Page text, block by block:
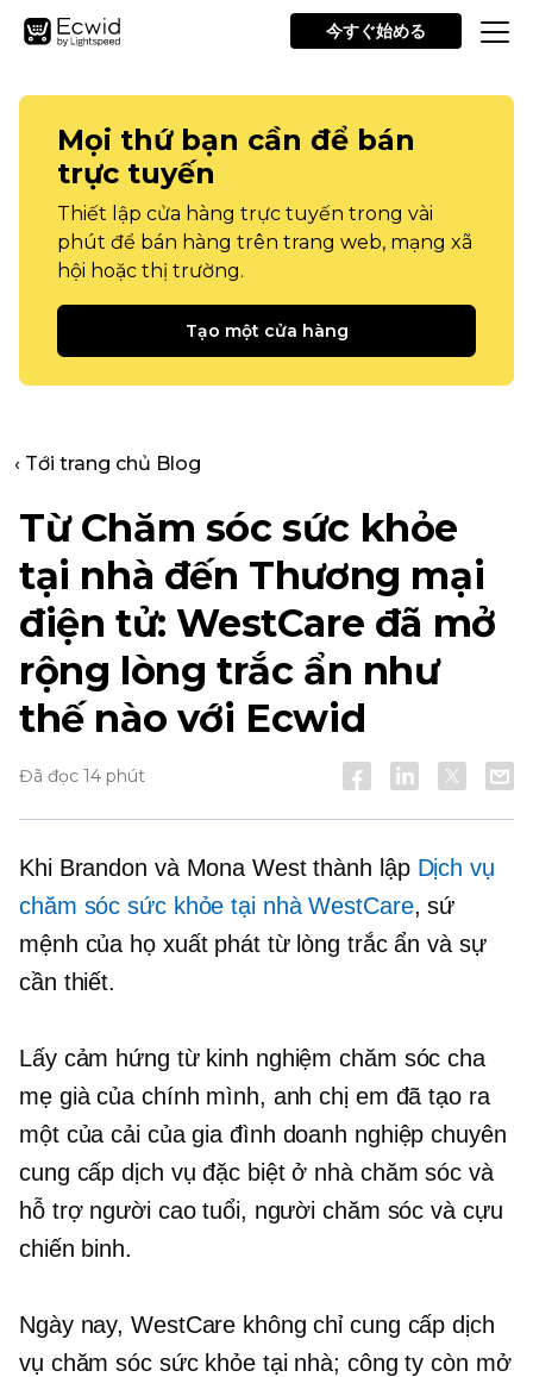
今すぐ始める
Mọi thứ bạn cần để bán
trực tuyến
Thiết lập cửa hàng trực tuyến trong vài
phút để bán hàng trên trang web, mạng xã
hội hoặc thị trường.
Tạo một cửa hàng
‹ Tới trang chủ Blog
Từ Chăm sóc sức khỏe
tại nhà đến Thương mại
điện tử: WestCare đã mở
rộng lòng trắc ẩn như
thế nào với Ecwid
Đã đọc 14 phút
Khi Brandon và Mona West thành lập Dịch vụ
chăm sóc sức khỏe tại nhà WestCare, sứ
mệnh của họ xuất phát từ lòng trắc ẩn và sự
cần thiết.
Lấy cảm hứng từ kinh nghiệm chăm sóc cha
mẹ già của chính mình, anh chị em đã tạo ra
một của cải của gia đình doanh nghiệp chuyên
cung cấp dịch vụ đặc biệtở nhàchăm sóc và
hỗ trợ người cao tuổi, người chăm sóc và cựu
chiến binh.
Ngày nay, WestCare không chỉ cung cấp dịch
vụ chăm sóc sức khỏe tại nhà; công ty còn mở